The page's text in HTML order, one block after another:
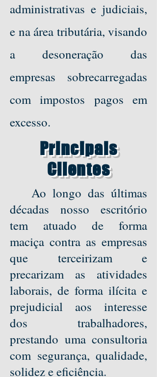
administrativas e judiciais,
e na área tributária, visando
a desoneração das
empresas sobrecarregadas
com impostos pagos em
excesso.
Principais
Clientes
Ao longo das últimas
décadas nosso escritório
tem atuado de forma
maciça contra as empresas
que terceirizam e
precarizam as atividades
laborais, de forma ilícita e
prejudicial aos interesse
dos trabalhadores,
prestando uma consultoria
com segurança, qualidade,
solidez e eficiência.